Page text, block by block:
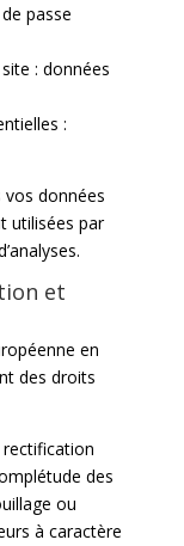
passe
: données
:
données
utilisées par
et
en
des droits
rectification
des
ou
à caractère